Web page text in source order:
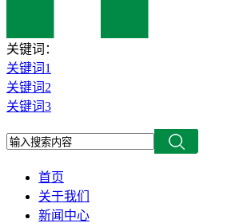
关键词：
关键词1
关键词2
关键词3
首页
关于我们
新闻中心